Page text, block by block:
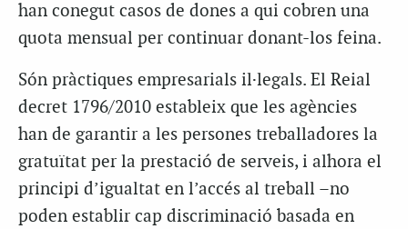
han conegut casos de dones a qui cobren una
quota mensual per continuar donant-los feina.
Són pràctiques empresarials il·legals. El Reial
decret 1796/2010 estableix que les agències
han de garantir a les persones treballadores la
gratuïtat per la prestació de serveis, i alhora el
principi d’igualtat en l’accés al treball –no
poden establir cap discriminació basada en